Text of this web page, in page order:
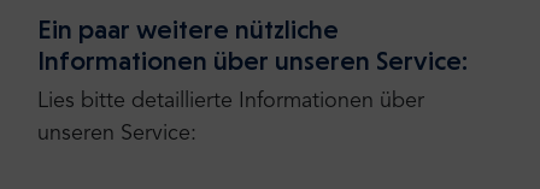
Ein paar weitere nützliche
Informationen über unseren Service:
Lies bitte detaillierte Informationen über
unseren Service: